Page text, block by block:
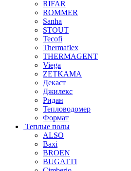
RIFAR
ROMMER
Sanha
STOUT
Tecofi
Thermaflex
THERMAGENT
Viega
ZETKAMA
Декаст
Джилекс
Ридан
Тепловодомер
Формат
Теплые полы
ALSO
Baxi
BROEN
BUGATTI